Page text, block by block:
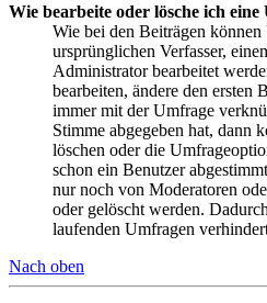
Wie bearbeite oder lösche ich eine
Wie bei den Beiträgen
ursprünglichen Verfasser,
Administrator bearbeitet
bearbeiten, ändere den ersten
immer mit der Umfrage
Stimme abgegeben hat, dann
löschen oder die
schon ein Benutzer
nur noch von Moderatoren
oder gelöscht werden.
laufenden Umfragen
Nach oben